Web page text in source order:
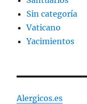
Sin categoría
Vaticano
Yacimientos
Alergicos.es